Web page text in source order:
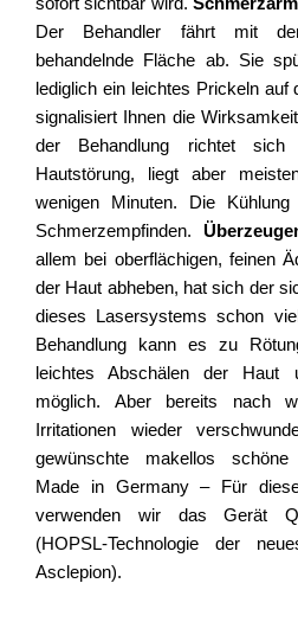
Der Behandler fährt mit
behandelnde Fläche ab. Sie
lediglich ein leichtes Prickeln
signalisiert Ihnen die
der Behandlung richtet
Hautstörung, liegt aber
wenigen Minuten. Die
Schmerzempfinden.
allem bei oberflächigen, feinen
der Haut abheben, hat sich der
dieses Lasersystems schon
Behandlung kann es zu
leichtes Abschälen der Haut
möglich. Aber bereits nach
Irritationen wieder
gewünschte makellos schöne
Made in Germany – Für
verwenden wir das Gerät
(HOPSL-Technologie der
Asclepion).